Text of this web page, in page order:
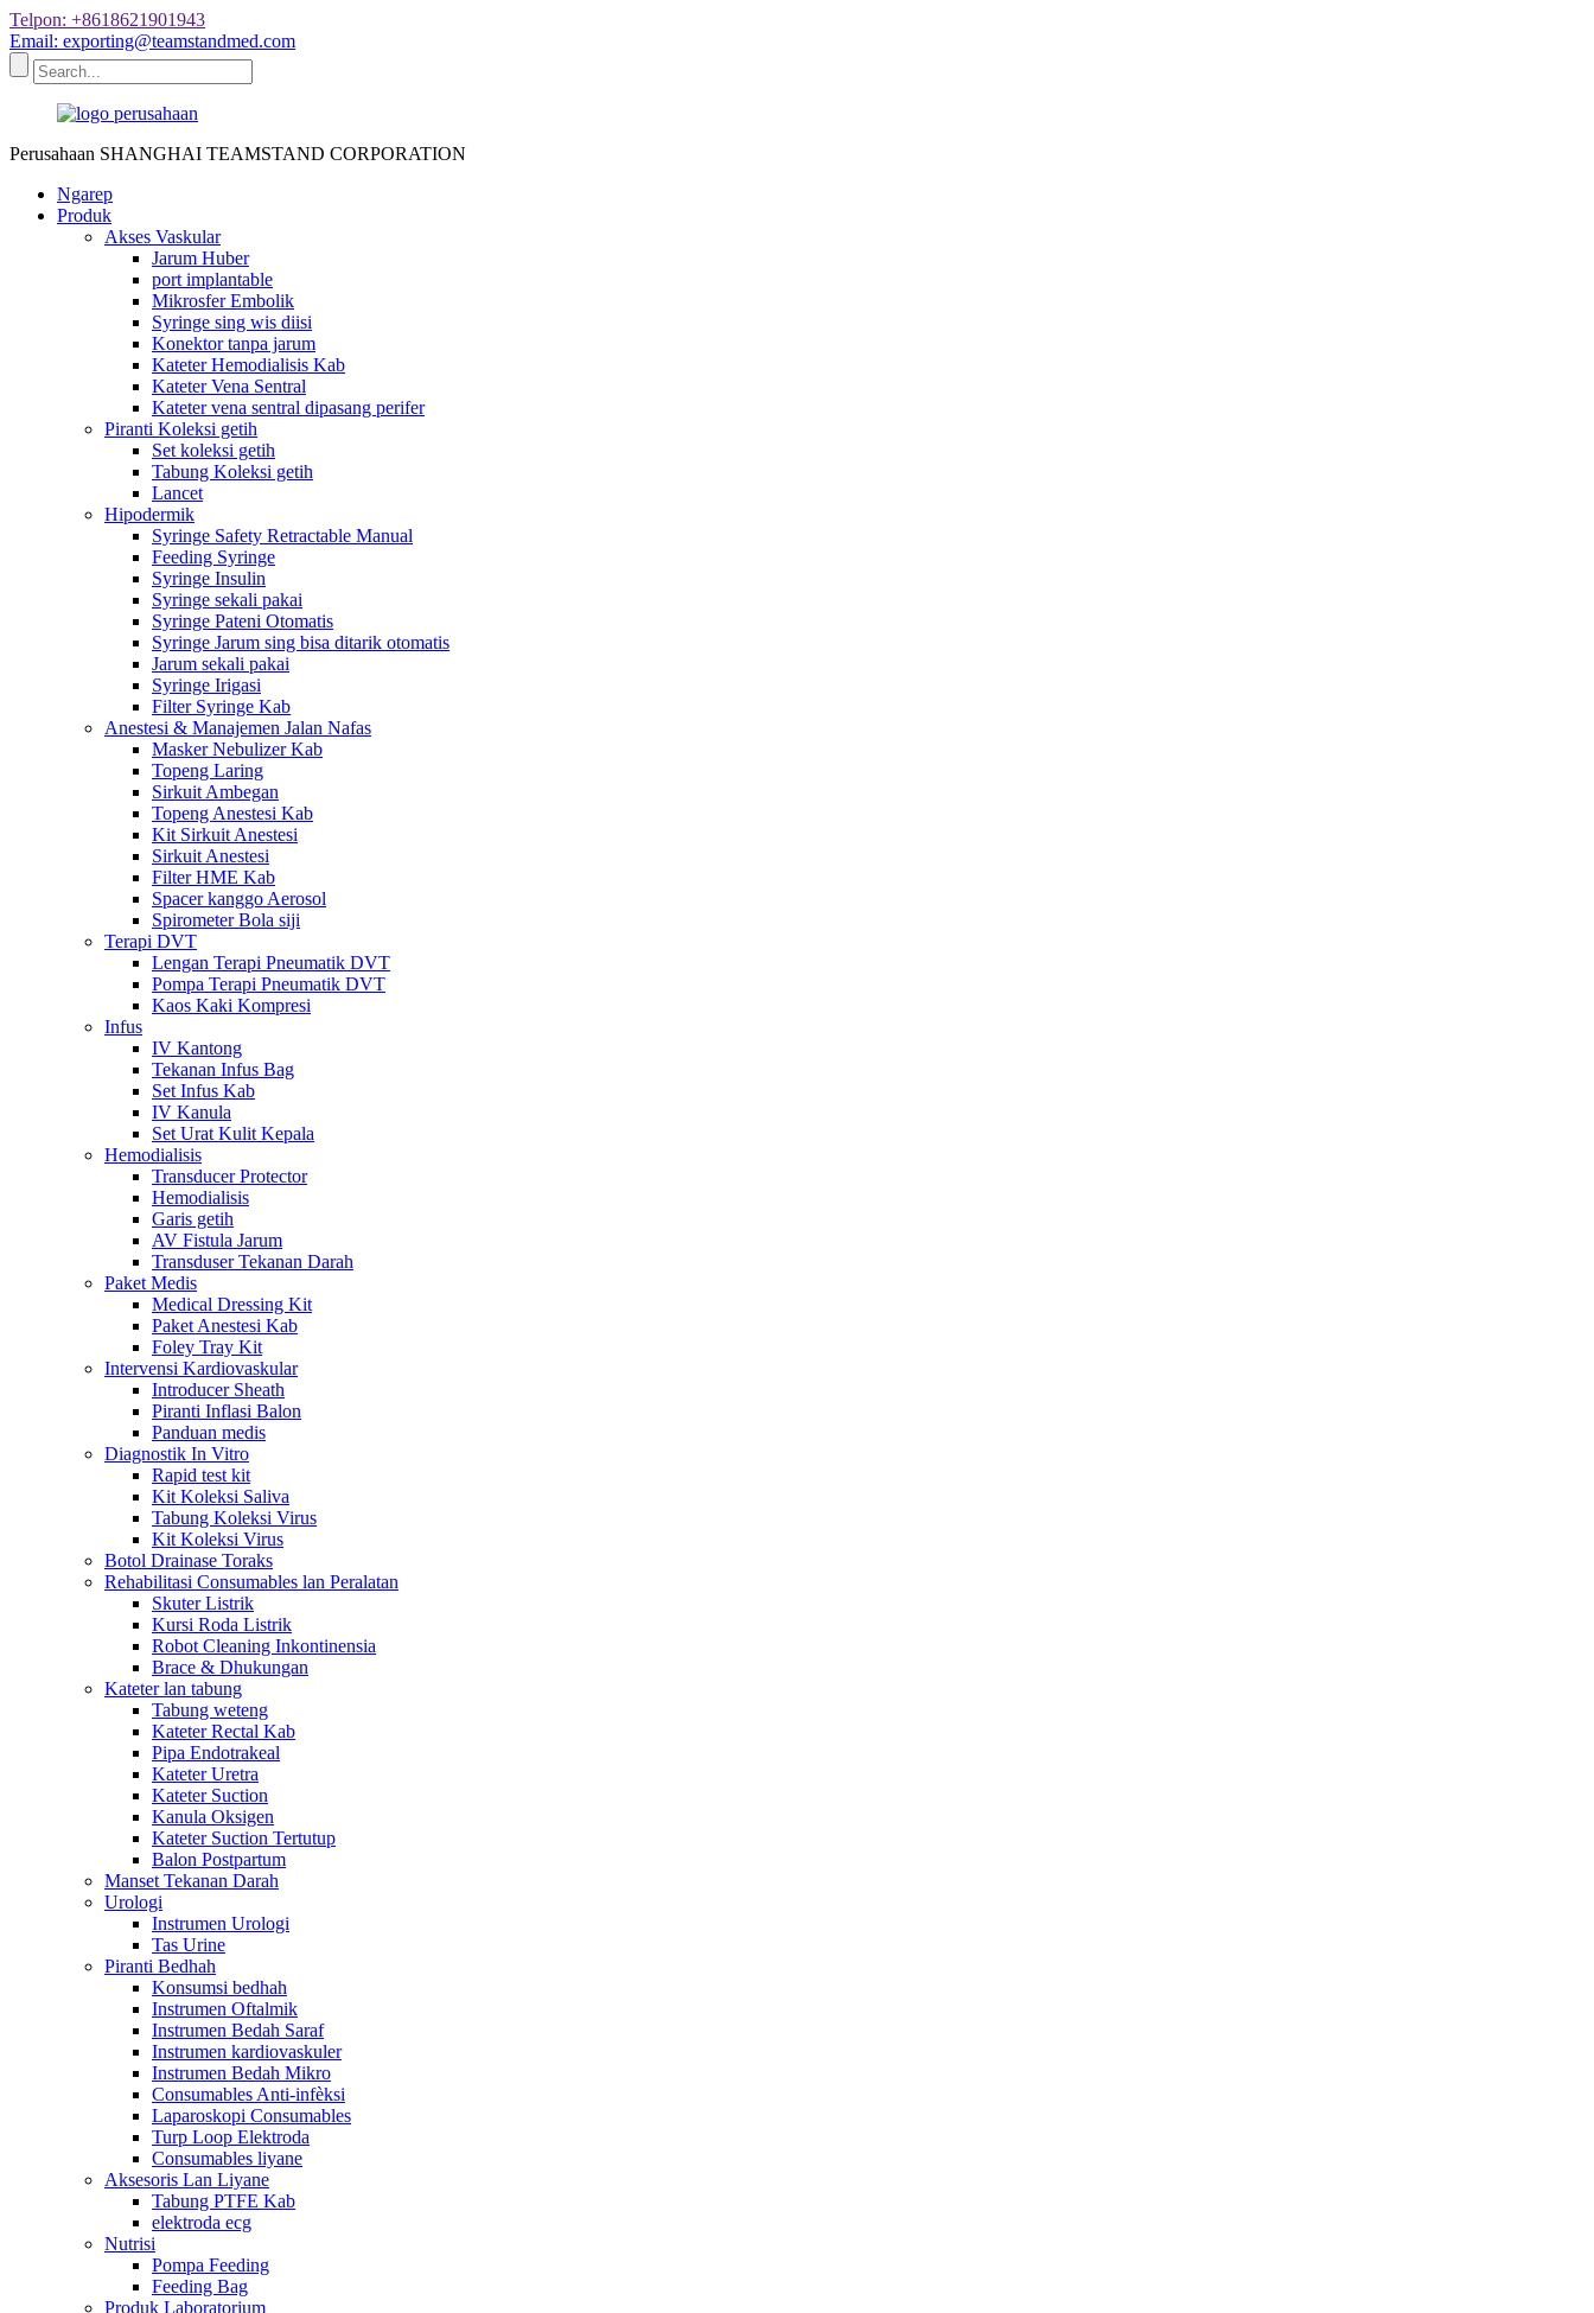
Telpon: +8618621901943
Email: exporting@teamstandmed.com
Perusahaan SHANGHAI TEAMSTAND CORPORATION
Ngarep
Produk
Akses Vaskular
Jarum Huber
port implantable
Mikrosfer Embolik
Syringe sing wis diisi
Konektor tanpa jarum
Kateter Hemodialisis Kab
Kateter Vena Sentral
Kateter vena sentral dipasang perifer
Piranti Koleksi getih
Set koleksi getih
Tabung Koleksi getih
Lancet
Hipodermik
Syringe Safety Retractable Manual
Feeding Syringe
Syringe Insulin
Syringe sekali pakai
Syringe Pateni Otomatis
Syringe Jarum sing bisa ditarik otomatis
Jarum sekali pakai
Syringe Irigasi
Filter Syringe Kab
Anestesi & Manajemen Jalan Nafas
Masker Nebulizer Kab
Topeng Laring
Sirkuit Ambegan
Topeng Anestesi Kab
Kit Sirkuit Anestesi
Sirkuit Anestesi
Filter HME Kab
Spacer kanggo Aerosol
Spirometer Bola siji
Terapi DVT
Lengan Terapi Pneumatik DVT
Pompa Terapi Pneumatik DVT
Kaos Kaki Kompresi
Infus
IV Kantong
Tekanan Infus Bag
Set Infus Kab
IV Kanula
Set Urat Kulit Kepala
Hemodialisis
Transducer Protector
Hemodialisis
Garis getih
AV Fistula Jarum
Transduser Tekanan Darah
Paket Medis
Medical Dressing Kit
Paket Anestesi Kab
Foley Tray Kit
Intervensi Kardiovaskular
Introducer Sheath
Piranti Inflasi Balon
Panduan medis
Diagnostik In Vitro
Rapid test kit
Kit Koleksi Saliva
Tabung Koleksi Virus
Kit Koleksi Virus
Botol Drainase Toraks
Rehabilitasi Consumables lan Peralatan
Skuter Listrik
Kursi Roda Listrik
Robot Cleaning Inkontinensia
Brace & Dhukungan
Kateter lan tabung
Tabung weteng
Kateter Rectal Kab
Pipa Endotrakeal
Kateter Uretra
Kateter Suction
Kanula Oksigen
Kateter Suction Tertutup
Balon Postpartum
Manset Tekanan Darah
Urologi
Instrumen Urologi
Tas Urine
Piranti Bedhah
Konsumsi bedhah
Instrumen Oftalmik
Instrumen Bedah Saraf
Instrumen kardiovaskuler
Instrumen Bedah Mikro
Consumables Anti-infèksi
Laparoskopi Consumables
Turp Loop Elektroda
Consumables liyane
Aksesoris Lan Liyane
Tabung PTFE Kab
elektroda ecg
Nutrisi
Pompa Feeding
Feeding Bag
Produk Laboratorium